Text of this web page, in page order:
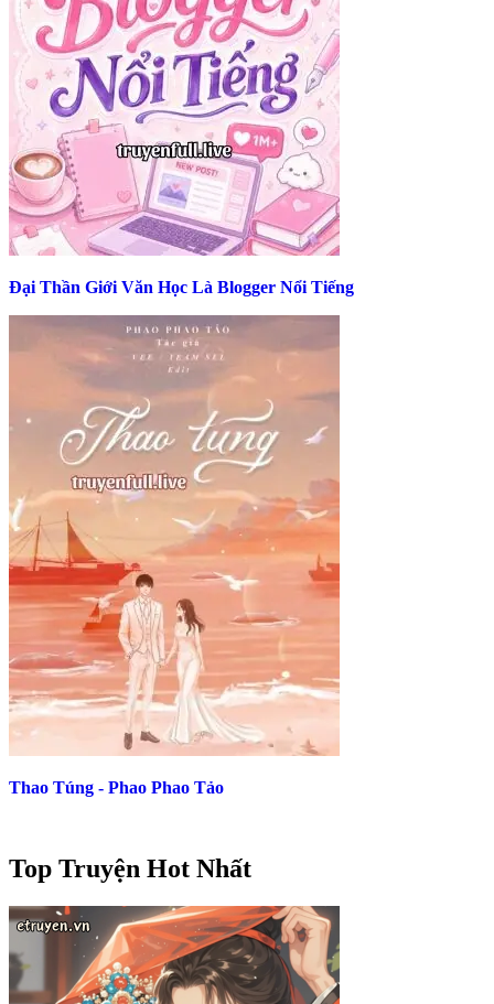
Đại Thần Giới Văn Học Là Blogger Nổi Tiếng
Thao Túng - Phao Phao Tảo
Top Truyện Hot Nhất